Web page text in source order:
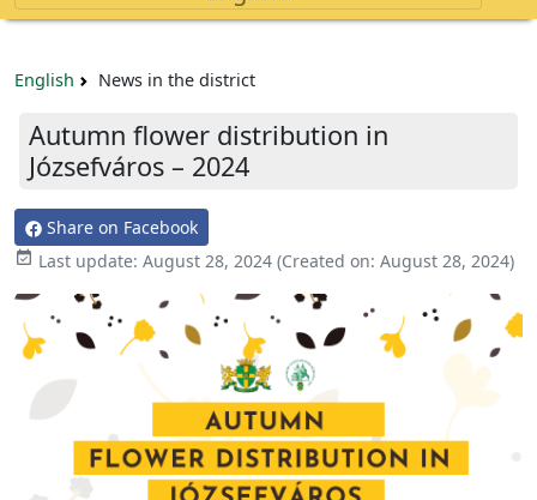
English News in the district
Autumn flower distribution in
Józsefváros – 2024
Share on Facebook
 Last update: August 28, 2024 (Created on: August 28, 2024)